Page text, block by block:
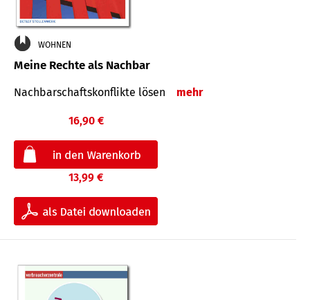
WOHNEN
Meine Rechte als Nachbar
Nach­bar­schafts­konflikte lösen mehr
16,90 €
13,99 €